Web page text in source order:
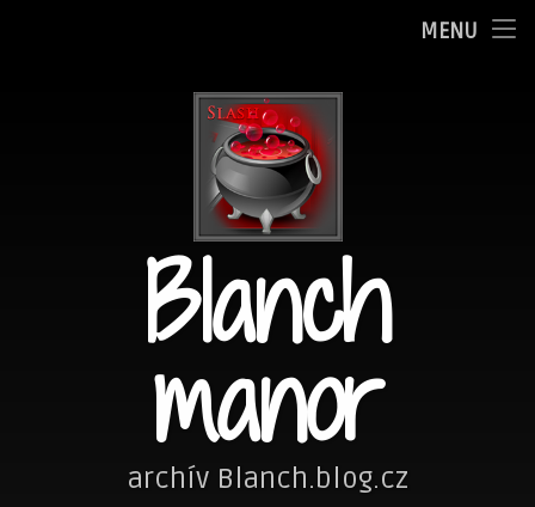
MENU
Návštěvní kniha
Blanch
manor
archív Blanch.blog.cz